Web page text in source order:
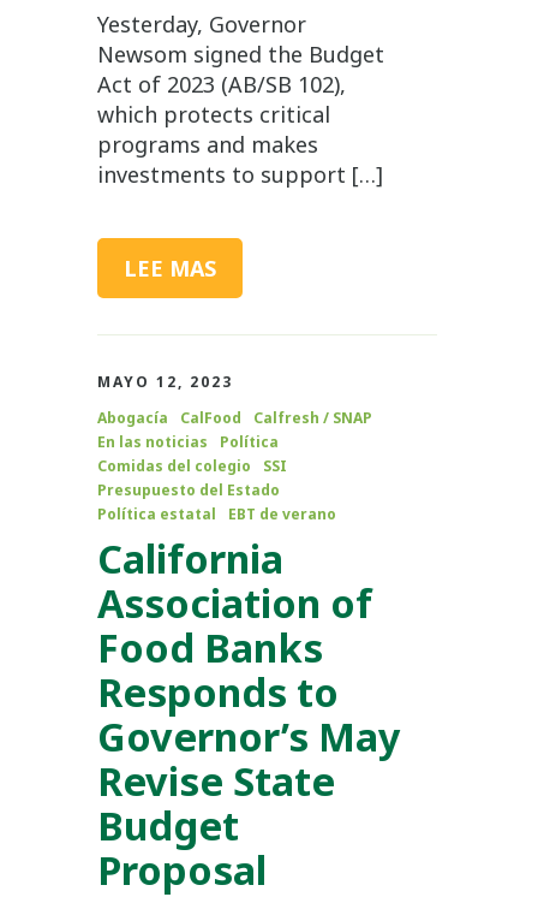
Yesterday, Governor
Newsom signed the Budget
Act of 2023 (AB/SB 102),
which protects critical
programs and makes
investments to support […]
LEE MAS
MAYO 12, 2023
Abogacía
CalFood
Calfresh / SNAP
En las noticias
Política
Comidas del colegio
SSI
Presupuesto del Estado
Política estatal
EBT de verano
California
Association of
Food Banks
Responds to
Governor’s May
Revise State
Budget
Proposal